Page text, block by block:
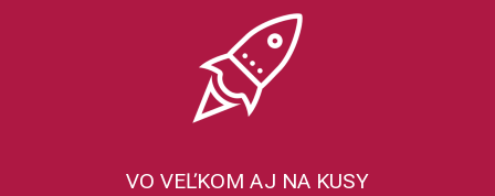
VO VEĽKOM AJ NA KUSY